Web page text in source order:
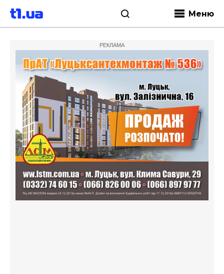
Меню
РЕКЛАМА